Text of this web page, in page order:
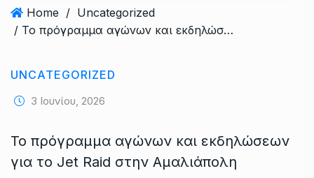
Home / Uncategorized
/ Το πρόγραμμα αγώνων και εκδηλώσεων για το Jet Raid στην Αμαλιάπολη
UNCATEGORIZED
3 Ιουνίου, 2026
Το πρόγραμμα αγώνων και εκδηλώσεων
για το Jet Raid στην Αμαλιάπολη